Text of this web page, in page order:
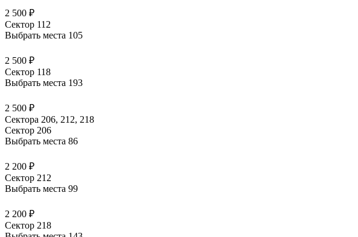
2 500 ₽
Сектор 112
Выбрать места 105
2 500 ₽
Сектор 118
Выбрать места 193
2 500 ₽
Сектора 206, 212, 218
Сектор 206
Выбрать места 86
2 200 ₽
Сектор 212
Выбрать места 99
2 200 ₽
Сектор 218